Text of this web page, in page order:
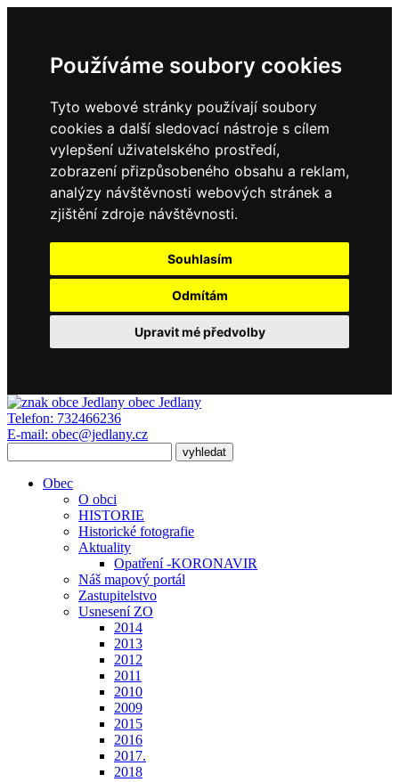
Používáme soubory cookies
Tyto webové stránky používají soubory
cookies a další sledovací nástroje s cílem
vylepšení uživatelského prostředí,
zobrazení přizpůsobeného obsahu a reklam,
analýzy návštěvnosti webových stránek a
zjištění zdroje návštěvnosti.
Souhlasím
Odmítám
Upravit mé předvolby
obec Jedlany
Telefon: 732466236
E-mail: obec@jedlany.cz
Obec
O obci
HISTORIE
Historické fotografie
Aktuality
Opatření -KORONAVIR
Náš mapový portál
Zastupitelstvo
Usnesení ZO
2014
2013
2012
2011
2010
2009
2015
2016
2017.
2018